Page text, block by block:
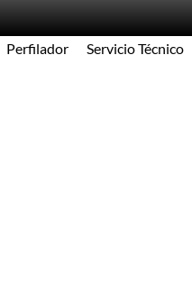
Perfilador Servicio Técnico
Equipos